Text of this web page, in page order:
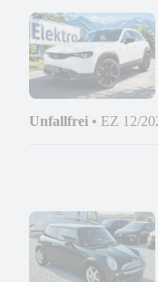
Unfallfrei • EZ 12/